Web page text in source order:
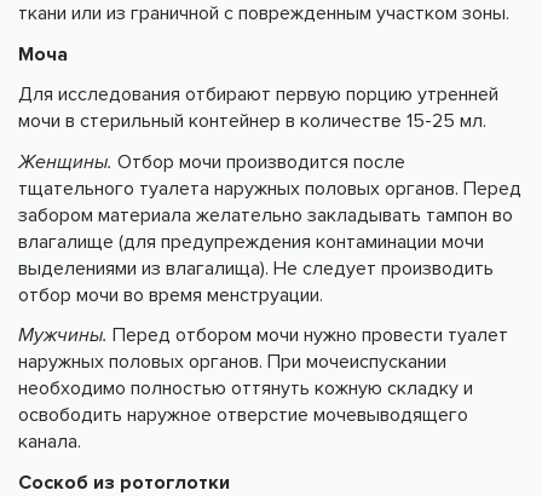
ткани или из граничной с поврежденным участком зоны.
Моча
Для исследования отбирают первую порцию утренней
мочи в стерильный контейнер в количестве 15-25 мл.
Женщины. Отбор мочи производится после
тщательного туалета наружных половых органов. Перед
забором материала желательно закладывать тампон во
влагалище (для предупреждения контаминации мочи
выделениями из влагалища). Не следует производить
отбор мочи во время менструации.
Мужчины. Перед отбором мочи нужно провести туалет
наружных половых органов. При мочеиспускании
необходимо полностью оттянуть кожную складку и
освободить наружное отверстие мочевыводящего
канала.
Соскоб из ротоглотки